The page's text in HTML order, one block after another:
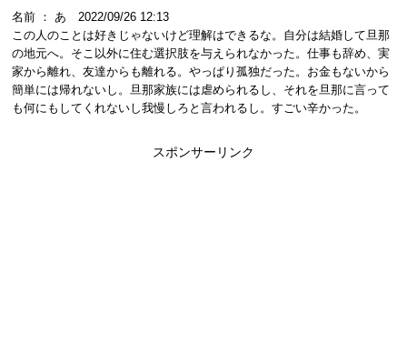
名前 ： あ 2022/09/26 12:13
この人のことは好きじゃないけど理解はできるな。自分は結婚して旦那
の地元へ。そこ以外に住む選択肢を与えられなかった。仕事も辞め、実
家から離れ、友達からも離れる。やっぱり孤独だった。お金もないから
簡単には帰れないし。旦那家族には虐められるし、それを旦那に言って
も何にもしてくれないし我慢しろと言われるし。すごい辛かった。
スポンサーリンク